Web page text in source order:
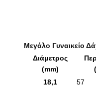
Μεγάλο Γυναικείο
Διάμετρος
(mm)
18,1
57